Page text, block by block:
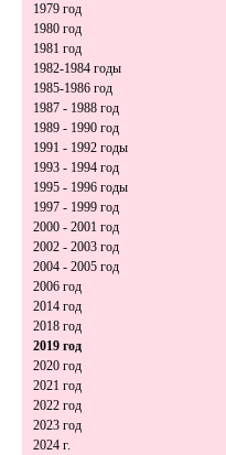
1979 год
1980 год
1981 год
1982-1984 годы
1985-1986 год
1987 - 1988 год
1989 - 1990 год
1991 - 1992 годы
1993 - 1994 год
1995 - 1996 годы
1997 - 1999 год
2000 - 2001 год
2002 - 2003 год
2004 - 2005 год
2006 год
2014 год
2018 год
2019 год
2020 год
2021 год
2022 год
2023 год
2024 г.